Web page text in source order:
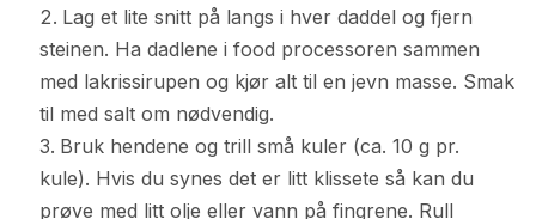
Lag et lite snitt på langs i hver daddel og fjern
steinen. Ha dadlene i food processoren sammen
med lakrissirupen og kjør alt til en jevn masse. Smak
til med salt om nødvendig.
Bruk hendene og trill små kuler (ca. 10 g pr.
kule). Hvis du synes det er litt klissete så kan du
prøve med litt olje eller vann på fingrene. Rull